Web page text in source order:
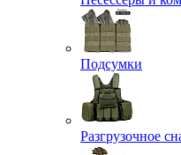
Подсумки
Разгрузочное